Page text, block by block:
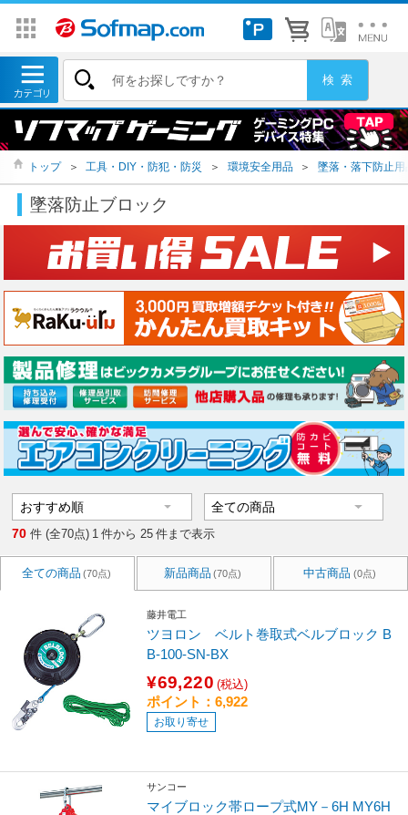
トップ ＞ 工具・DIY・防犯・防災 ＞ 環境安全用品 ＞ 墜落・落下防止用
墜落防止ブロック
70 件 (全70点) 1 件から 25 件まで表示
全ての商品 (70点) 新品商品 (70点) 中古商品 (0点)
藤井電工
ツヨロン ベルト巻取式ベルブロック B
B-100-SN-BX
¥69,220 (税込)
ポイント：6,922
お取り寄せ
サンコー
マイブロック帯ロープ式MY－6H MY6H